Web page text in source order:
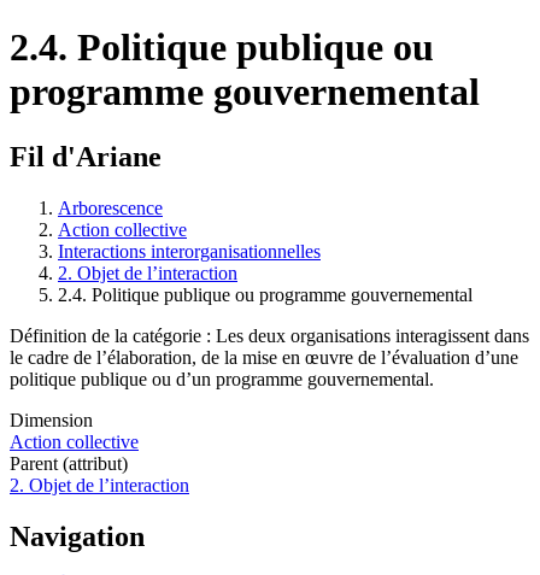
2.4. Politique publique ou
programme gouvernemental
Fil d'Ariane
Arborescence
Action collective
Interactions interorganisationnelles
2. Objet de l’interaction
2.4. Politique publique ou programme gouvernemental
Définition de la catégorie : Les deux organisations interagissent dans
le cadre de l’élaboration, de la mise en œuvre de l’évaluation d’une
politique publique ou d’un programme gouvernemental.
Dimension
Action collective
Parent (attribut)
2. Objet de l’interaction
Navigation